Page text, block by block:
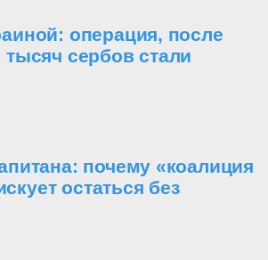
операция, после
тысяч сербов стали
почему «коалиция
остаться без